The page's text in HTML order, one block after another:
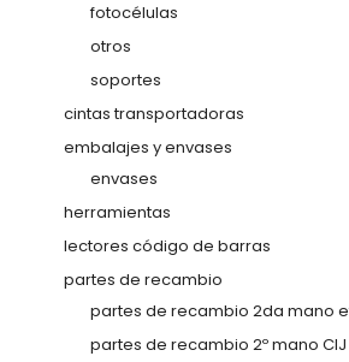
fotocélulas
otros
soportes
cintas transportadoras
embalajes y envases
envases
herramientas
lectores código de barras
partes de recambio
partes de recambio 2da mano
partes de recambio 2º mano CIJ